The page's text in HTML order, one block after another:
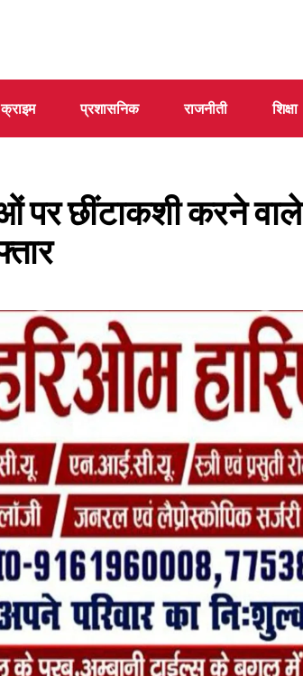
क्राइम प्रशासनिक राजनीती शिक्षा
पर छींटाकशी करने वाले